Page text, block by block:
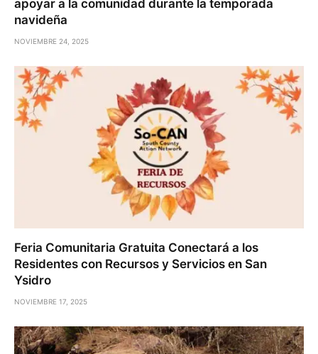
apoyar a la comunidad durante la temporada
navideña
NOVIEMBRE 24, 2025
Feria Comunitaria Gratuita Conectará a los
Residentes con Recursos y Servicios en San
Ysidro
NOVIEMBRE 17, 2025